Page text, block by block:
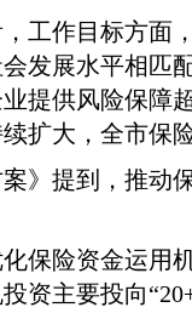
工作目标方面
发展水平相匹
提供风险保障
扩大，全市保
案》提到，推
保险资金运用
资主要投向